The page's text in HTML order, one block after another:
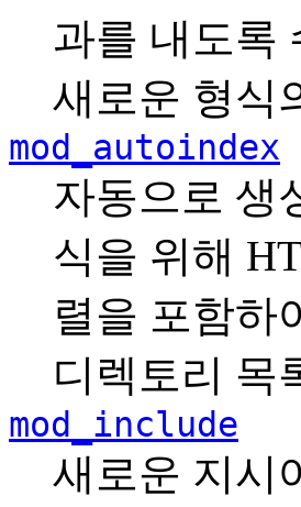
과를 내도록
새로운 형식
mod_autoindex
자동으로 생
식을 위해
렬을 포함하
디렉토리 목
mod_include
새로운 지시